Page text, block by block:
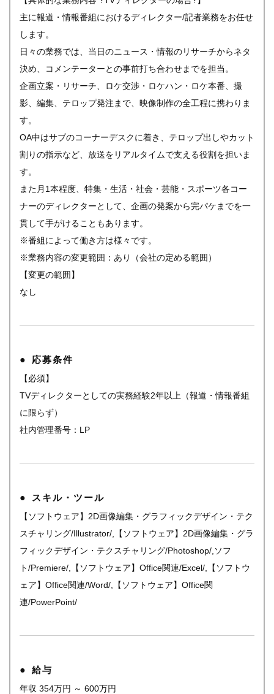
主に報道・情報番組におけるディレクター/記者業務をお任せ
します。
日々の業務では、当日のニュース・情報のリサーチからネタ
決め、コメンテーターとの事前打ち合わせまでを担当。
企画立案・リサーチ、ロケ交渉・ロケハン・ロケ本番、撮
影、編集、テロップ発注まで、映像制作の全工程に携わりま
す。
OA中はサブのコーナーデスクに着き、テロップ出しやカット
割りの指示など、放送をリアルタイムで支える役割を担いま
す。
また月1本程度、特集・生活・社会・芸能・スポーツ各コー
ナーのディレクターとして、企画の発案から完パケまでを一
貫して手がけることもあります。
※番組によって働き方は様々です。
※業務内容の変更範囲：あり（会社の定める範囲）
【変更の範囲】
なし
応募条件
【必須】
TVディレクターとしての実務経験2年以上（報道・情報番組
に限らず）
社内管理番号：LP
スキル・ツール
【ソフトウェア】2D画像編集・グラフィックデザイン・テク
スチャリング/Illustrator/,【ソフトウェア】2D画像編集・グラ
フィックデザイン・テクスチャリング/Photoshop/,ソフ
ト/Premiere/,【ソフトウェア】Office関連/Excel/,【ソフトウ
ェア】Office関連/Word/,【ソフトウェア】Office関
連/PowerPoint/
給与
年収 354万円 ～ 600万円